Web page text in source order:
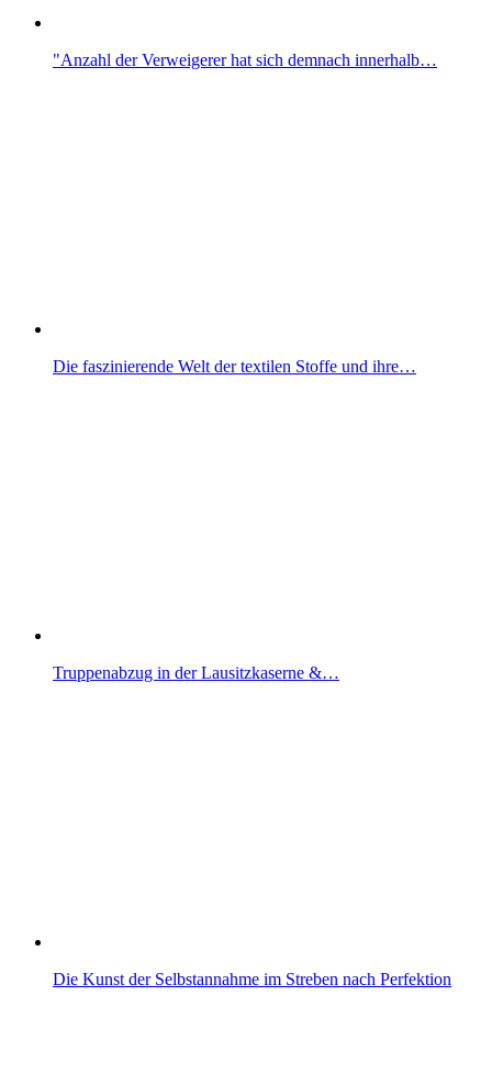
"Anzahl der Verweigerer hat sich demnach innerhalb…
Die faszinierende Welt der textilen Stoffe und ihre…
Truppenabzug in der Lausitzkaserne &…
Die Kunst der Selbstannahme im Streben nach Perfektion